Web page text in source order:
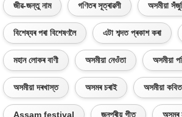
জীৱ-জন্তু নাম গণিতৰ সূত্ৰাৱলী অসমীয়া
বিশেষ্যৰ পৰা বিশেষণলৈ এটা শব্দত প্ৰকাশ কৰা
মহান লোকৰ বাণী অসমীয়া নেওঁতা অসমীয়া
অসমীয়া দৰখাস্ত অসমৰ চৰাই অসমীয়া
Assam festival জনপ্ৰীয় গীত অসমৰ